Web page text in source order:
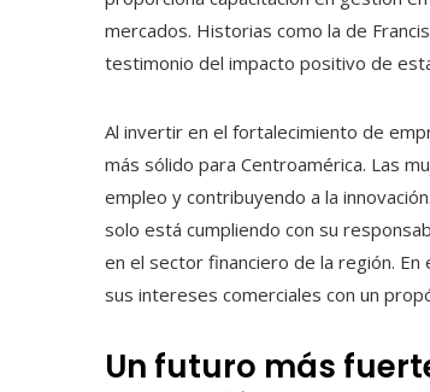
mercados. Historias como la de
testimonio del impacto positivo de
Al invertir en el fortalecimiento de
más sólido para Centroamérica. Las
empleo y contribuyendo a la
solo está cumpliendo con su
en el sector financiero de la región.
sus intereses comerciales con un
Un futuro más